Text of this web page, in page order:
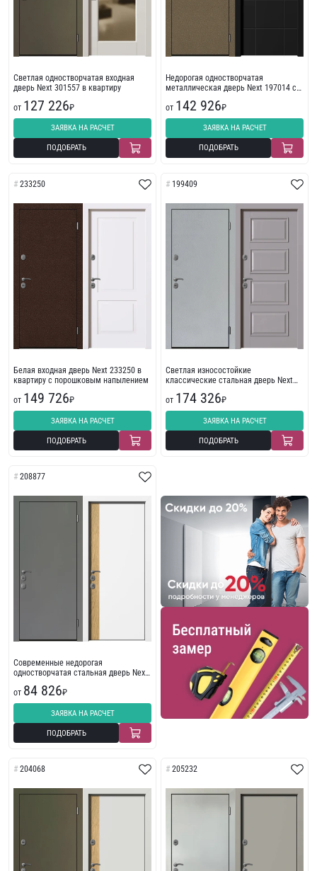
Светлая одностворчатая входная
дверь Next 301557 в квартиру
от 127 226₽
ЗАЯВКА НА РАСЧЕТ
ПОДОБРАТЬ
Недорогая одностворчатая
металлическая дверь Next 197014 с
от 142 926₽
ЗАЯВКА НА РАСЧЕТ
ПОДОБРАТЬ
233250
Белая входная дверь Next 233250 в
квартиру с порошковым напылением
от 149 726₽
ЗАЯВКА НА РАСЧЕТ
ПОДОБРАТЬ
199409
Светлая износостойкие
классические стальная дверь Next
от 174 326₽
ЗАЯВКА НА РАСЧЕТ
ПОДОБРАТЬ
208877
Современные недорогая
одностворчатая стальная дверь Next
от 84 826₽
ЗАЯВКА НА РАСЧЕТ
ПОДОБРАТЬ
204068 205232